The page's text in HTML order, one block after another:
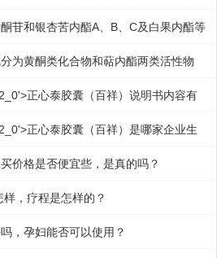
物组方，已有百余年应用历史，是治疗
等证属气虚血瘀型之中药汉方强心剂。
濒危的羚羊角确保了人字牌救心丸的确
和银杏苦内酯A、B、C及白果内酯等
络止痛，改善血循环，改善冠状动脉内
挛的作用。 福冠堂药师提醒，服用金
纳多不影响糖
黄酮类化合物和萜内酯两类活性物
杏黄酮苷，EGB）是特异性血小板活化
纳多片的毒理作用： PAF的拮抗作
正心泰胶囊（百祥）说明书内容有
正心泰胶囊（百祥）基本信息说明
正心泰胶囊（百祥）是哪家企业生
正心泰胶囊（百祥）生产厂家是不是
价格是否便宜些，是真的吗？
，疗程是怎样的？
，孕妇能否可以使用？